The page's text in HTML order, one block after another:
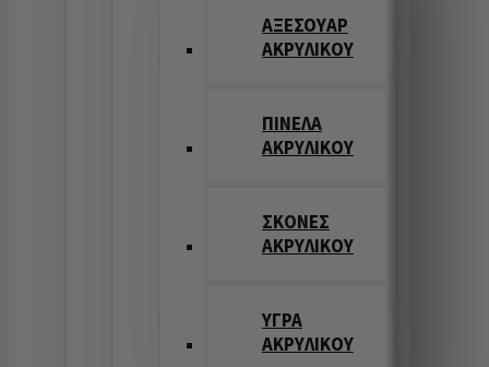
ΑΞΕΣΟΥΑΡ
ΑΚΡΥΛΙΚΟΥ
ΠΙΝΕΛΑ
ΑΚΡΥΛΙΚΟΥ
ΣΚΟΝΕΣ
ΑΚΡΥΛΙΚΟΥ
ΥΓΡΑ
ΑΚΡΥΛΙΚΟΥ